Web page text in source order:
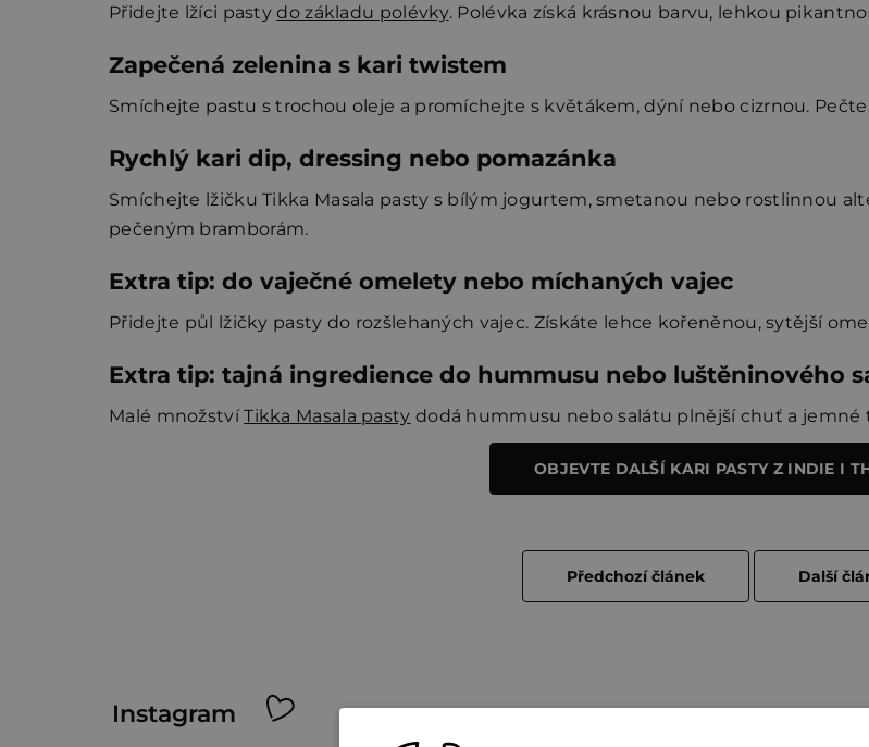
Přidejte lžíci pastydo základu polévky. Polévka získá krásnou barvu, lehkou
Zapečená zelenina s kari twistem
Smíchejte pastu s trochou oleje a promíchejte s květákem, dýní nebo cizrnou.
Rychlý kari dip, dressing nebo pomazánka
Smíchejte lžičku Tikka Masala pasty s bílým jogurtem, smetanou nebo rostlinnou
pečeným bramborám.
Extra tip: do vaječné omelety nebo míchaných vajec
Přidejte půl lžičky pasty do rozšlehaných vajec. Získáte lehce kořeněnou, sytější
Extra tip: tajná ingredience do hummusu nebo luštěninového
Malé množstvíTikka Masala pasty dodá hummusu nebo salátu plnější chuť a jemné
OBJEVTE DALŠÍ KARI PASTY Z INDIE I
Předchozí článek Další
Instagram